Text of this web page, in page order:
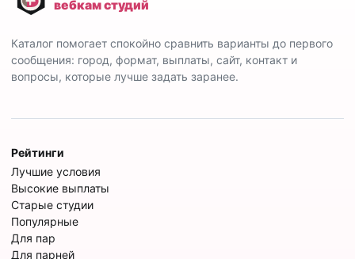
Каталог помогает спокойно сравнить варианты до первого
сообщения: город, формат, выплаты, сайт, контакт и
вопросы, которые лучше задать заранее.
Рейтинги
Лучшие условия
Высокие выплаты
Старые студии
Популярные
Для пар
Для парней